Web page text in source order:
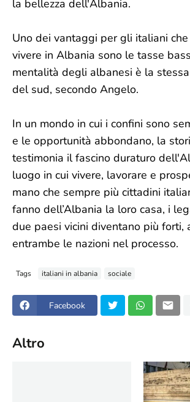
la bellezza dell'Albania.
Uno dei vantaggi per gli italiani
vivere in Albania sono le tasse
mentalità degli albanesi è la
del sud, secondo Angelo.
In un mondo in cui i confini sono
e le opportunità abbondano, la
testimonia il fascino duraturo
luogo in cui vivere, lavorare e
mano che sempre più cittadini
fanno dell’Albania la loro casa, i
due paesi vicini diventano più forti,
entrambe le nazioni nel processo.
Tags italiani in albania sociale
Facebook
Altro